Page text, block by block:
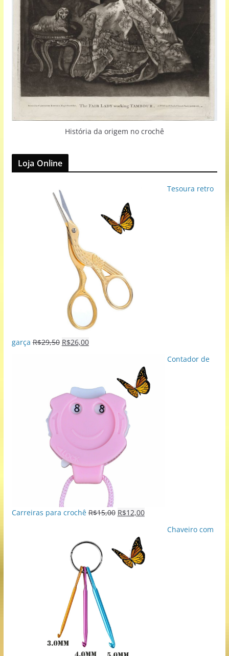
História da origem no crochê
Loja Online
Tesoura retro
garça R$29,50 R$26,00
Contador de
Carreiras para crochê R$15,00 R$12,00
Chaveiro com